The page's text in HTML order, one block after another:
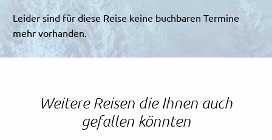
Leider sind für diese Reise keine buchbaren Termine
mehr vorhanden.
Weitere Reisen die Ihnen auch
gefallen könnten